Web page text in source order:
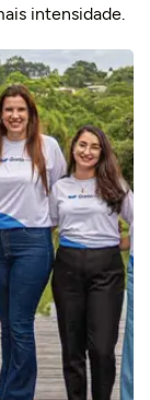
intensidade.